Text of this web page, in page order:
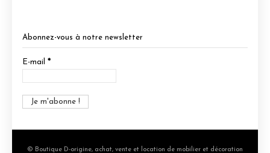
Abonnez-vous à notre newsletter
E-mail *
© Boutique D-origine, achat, vente et location de mobilier et décoration